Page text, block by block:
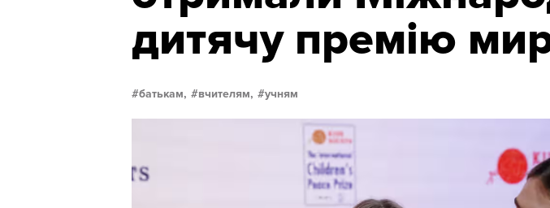
дитячу премію
батькам, вчителям, учням